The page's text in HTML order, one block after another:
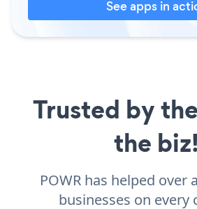
See apps in
Trusted by
the biz!
POWR has helped over
businesses on every